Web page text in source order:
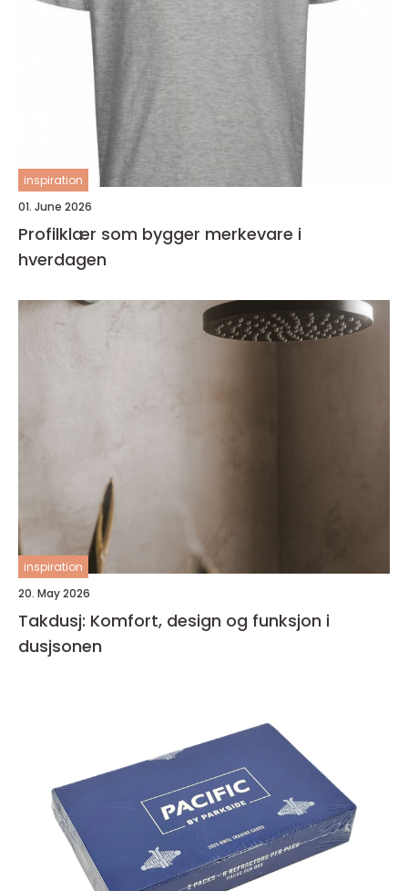
inspiration
01. June 2026
Profilklær som bygger merkevare i
hverdagen
inspiration
20. May 2026
Takdusj: Komfort, design og funksjon i
dusjsonen